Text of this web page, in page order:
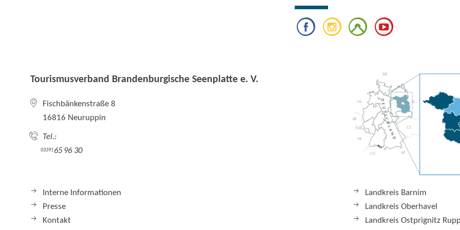
Tourismusverband Brandenburgische Seenplatte e. V.
Fischbänkenstraße 8
16816 Neuruppin
Tel.:
0339165 96 30
Interne Informationen
Presse
Kontakt
Landkreis Barnim
Landkreis Oberhavel
Landkreis Ostprignitz